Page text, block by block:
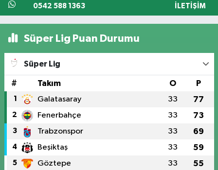
0542 588 1363 İLETIŞIM
Süper Lig Puan Durumu
Süper Lig
# Takım O P
1 Galatasaray 33 77
2 Fenerbahçe 33 73
3 Trabzonspor 33 69
4 Beşiktaş 33 59
5 Göztepe 33 55